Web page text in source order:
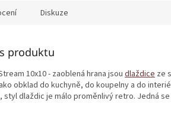
Diskuze
produktu
10x10 - zaoblená hrana jsou dlaždice ze
obklad do kuchyně, do koupelny a do
dlaždic je málo proměnlivý retro. Jedná